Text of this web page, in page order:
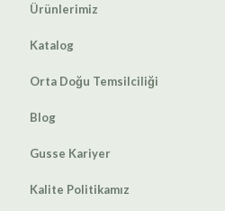
Ürünlerimiz
Katalog
Orta Doğu Temsilciliği
Blog
Gusse Kariyer
Kalite Politikamız